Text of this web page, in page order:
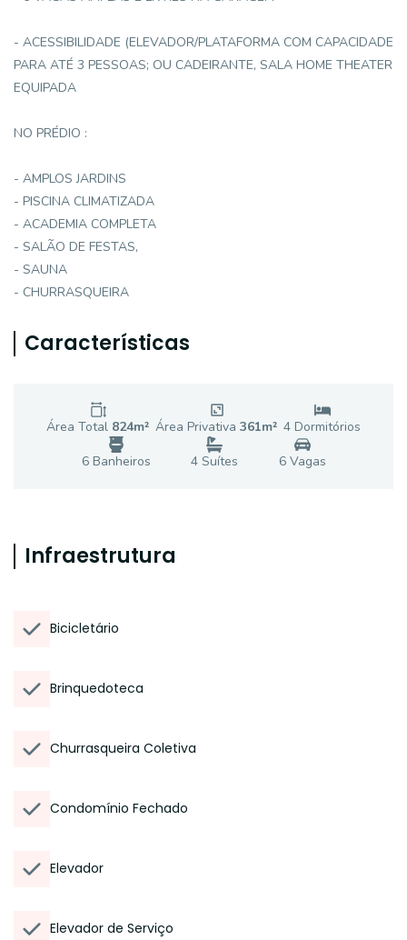
- ACESSIBILIDADE (ELEVADOR/PLATAFORMA COM CAPACIDADE
PARA ATÉ 3 PESSOAS; OU CADEIRANTE, SALA HOME THEATER
EQUIPADA
NO PRÉDIO :
- AMPLOS JARDINS
- PISCINA CLIMATIZADA
- ACADEMIA COMPLETA
- SALÃO DE FESTAS,
- SAUNA
- CHURRASQUEIRA
Características
Área Total 824m² Área Privativa 361m² 4 Dormitórios
6Banheiros 4 Suítes 6Vagas
Infraestrutura
Bicicletário
Brinquedoteca
Churrasqueira Coletiva
Condomínio Fechado
Elevador
Elevador de Serviço